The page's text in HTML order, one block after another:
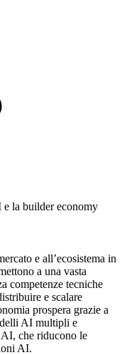
e la builder economy
e all’ecosistema in
a una vasta
competenze tecniche
e scalare
prospera grazie a
AI multipli e
che riducono le
AI.